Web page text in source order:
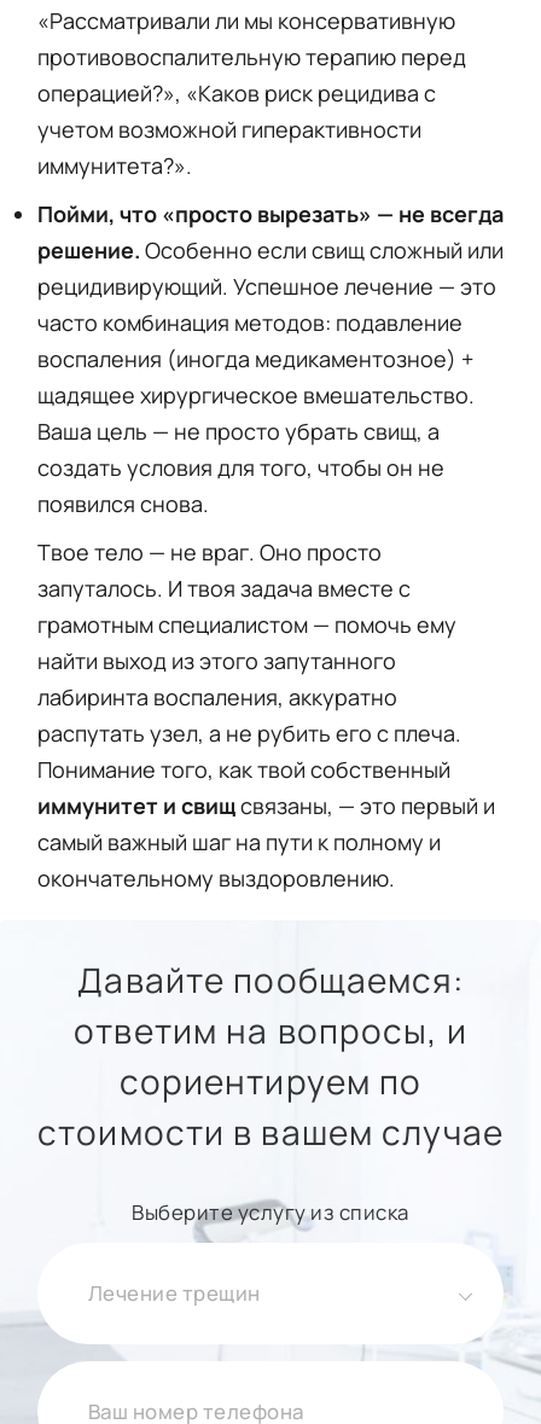
«Рассматривали ли мы консервативную
противовоспалительную терапию перед
операцией?», «Каков риск рецидива с
учетом возможной гиперактивности
иммунитета?».
Пойми, что «просто вырезать» — не всегда
решение. Особенно если свищ сложный или
рецидивирующий. Успешное лечение — это
часто комбинация методов: подавление
воспаления (иногда медикаментозное) +
щадящее хирургическое вмешательство.
Ваша цель — не просто убрать свищ, а
создать условия для того, чтобы он не
появился снова.
Твое тело — не враг. Оно просто
запуталось. И твоя задача вместе с
грамотным специалистом — помочь ему
найти выход из этого запутанного
лабиринта воспаления, аккуратно
распутать узел, а не рубить его с плеча.
Понимание того, как твой собственный
иммунитет и свищсвязаны, — это первый и
самый важный шаг на пути к полному и
окончательному выздоровлению.
Давайте пообщаемся:
ответим на вопросы, и
сориентируем по
стоимости в вашем случае
Выберите услугу из списка
Лечение трещин